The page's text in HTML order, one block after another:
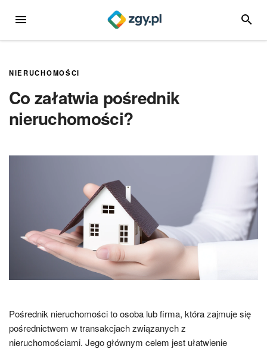
MENU
NIERUCHOMOŚCI
Co załatwia pośrednik
nieruchomości?
Pośrednik nieruchomości to osoba lub firma, która zajmuje się
pośrednictwem w transakcjach związanych z
nieruchomościami. Jego głównym celem jest ułatwienie